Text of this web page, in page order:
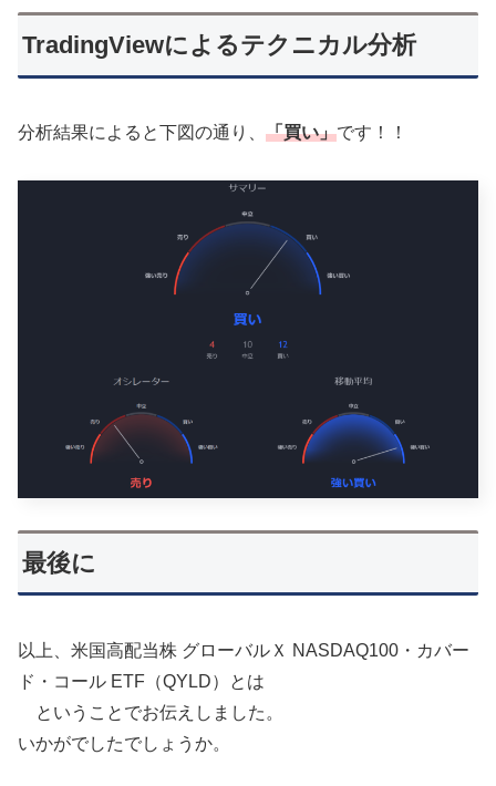
TradingViewによるテクニカル分析
分析結果によると下図の通り、 「買い」です！！
最後に
以上、米国高配当株 グローバルＸ NASDAQ100・カバー
ド・コール ETF（QYLD）とは
ということでお伝えしました。
いかがでしたでしょうか。